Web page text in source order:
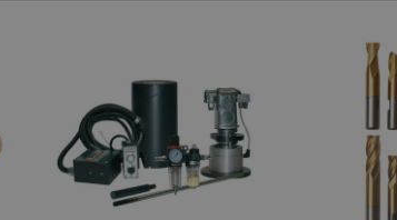
principală a site-ului web, cum ar fi autentificarea
corect fără cookie-uri strict necesare.
Expirare Descriere
1 lună
Acest cookie este utilizat de serviciul Cookie-
preferințele de consimțământ ale cookie-urilor
ca bannerul cookie Cookie-Script.com să